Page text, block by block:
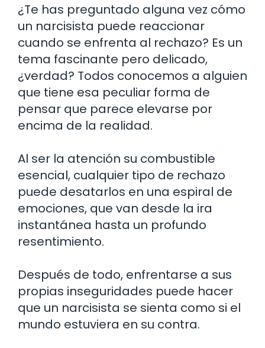
¿Te has preguntado alguna vez cómo
un narcisista puede reaccionar
cuando se enfrenta al rechazo? Es un
tema fascinante pero delicado,
¿verdad? Todos conocemos a alguien
que tiene esa peculiar forma de
pensar que parece elevarse por
encima de la realidad.
Al ser la atención su combustible
esencial, cualquier tipo de rechazo
puede desatarlos en una espiral de
emociones, que van desde la ira
instantánea hasta un profundo
resentimiento.
Después de todo, enfrentarse a sus
propias inseguridades puede hacer
que un narcisista se sienta como si el
mundo estuviera en su contra.